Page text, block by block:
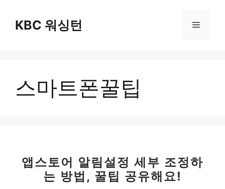
KBC 워싱턴 메
스마트폰꿀팁
앱스토어 알림설정 세부 조정하
는 방법, 꿀팁 공유해요!